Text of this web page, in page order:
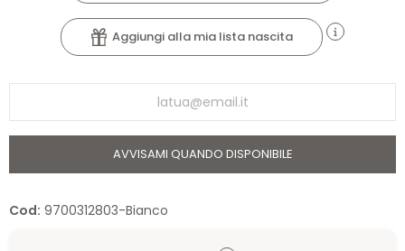
Aggiungi alla mia lista nascita
AVVISAMI QUANDO DISPONIBILE
Cod: 9700312803-Bianco